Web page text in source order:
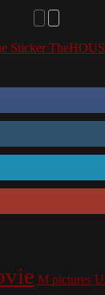
M pictures